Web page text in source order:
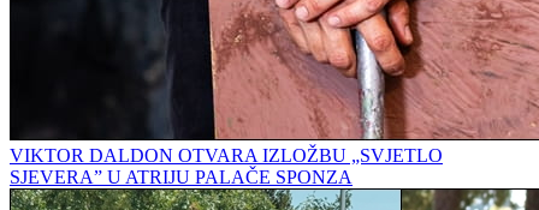
VIKTOR DALDON OTVARA IZLOŽBU „SVJETLO
SJEVERA” U ATRIJU PALAČE SPONZA